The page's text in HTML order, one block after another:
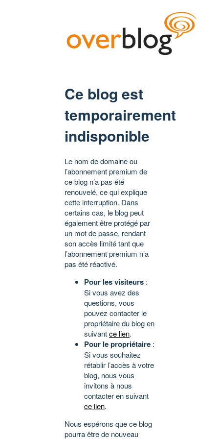
Ce blog est
temporairement
indisponible
Le nom de domaine ou
l’abonnement premium de
ce blog n’a pas été
renouvelé, ce qui explique
cette interruption. Dans
certains cas, le blog peut
également être protégé par
un mot de passe, rendant
son accès limité tant que
l’abonnement premium n’a
pas été réactivé.
Pour les visiteurs :
Si vous avez des
questions, vous
pouvez contacter le
propriétaire du blog en
suivantce lien.
Pour le propriétaire :
Si vous souhaitez
rétablir l’accès à votre
blog, nous vous
invitons à nous
contacter en suivant
ce lien.
Nous espérons que ce blog
pourra être de nouveau